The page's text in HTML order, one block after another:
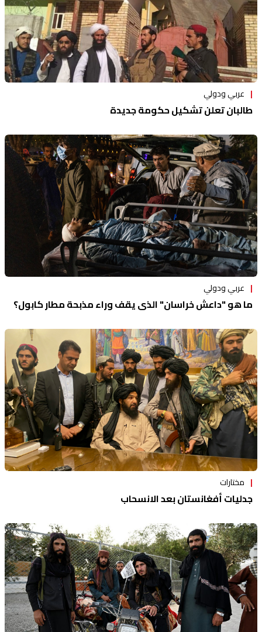
عربي ودولي
طالبان تعلن تشكيل حكومة جديدة
عربي ودولي
ما هو "داعش خراسان" الذي يقف وراء مذبحة مطار كابول؟
مختارات
جدليات أفغانستان بعد الانسحاب